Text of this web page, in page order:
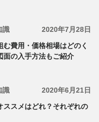
識 2020年7月28日
む費用・価格相場はどのく
面の入手方法もご紹介
識 2020年6月21日
ススメはどれ？それぞれの